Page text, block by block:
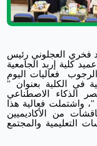
فخري العجلوني رئيس
كلية إربد الجامعية
فعاليات اليوم
في الكلية بعنوان "
الاصطناعي
واشتملت فعالية هذا
من الأكاديميين
التعليمية والمجتمع